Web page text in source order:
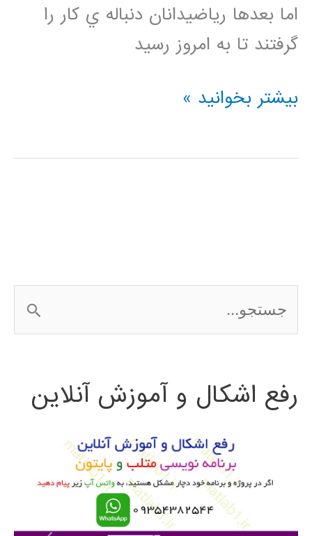
اما بعدها رياضيدانان دنباله ي كار را
گرفتند تا به امروز رسيد
آشنايي
ماتريسها
بیشتر بخوانید »
س
ج
رفع اشکال و آموزش آنلاین